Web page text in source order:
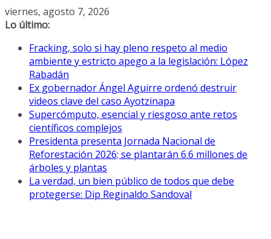
Saltar
al
viernes, agosto 7, 2026
Lo último:
Fracking, solo si hay pleno respeto al medio
ambiente y estricto apego a la legislación: López
Rabadán
Ex gobernador Ángel Aguirre ordenó destruir
videos clave del caso Ayotzinapa
Supercómputo, esencial y riesgoso ante retos
científicos complejos
Presidenta presenta Jornada Nacional de
Reforestación 2026; se plantarán 6.6 millones de
árboles y plantas
La verdad, un bien público de todos que debe
protegerse: Dip Reginaldo Sandoval